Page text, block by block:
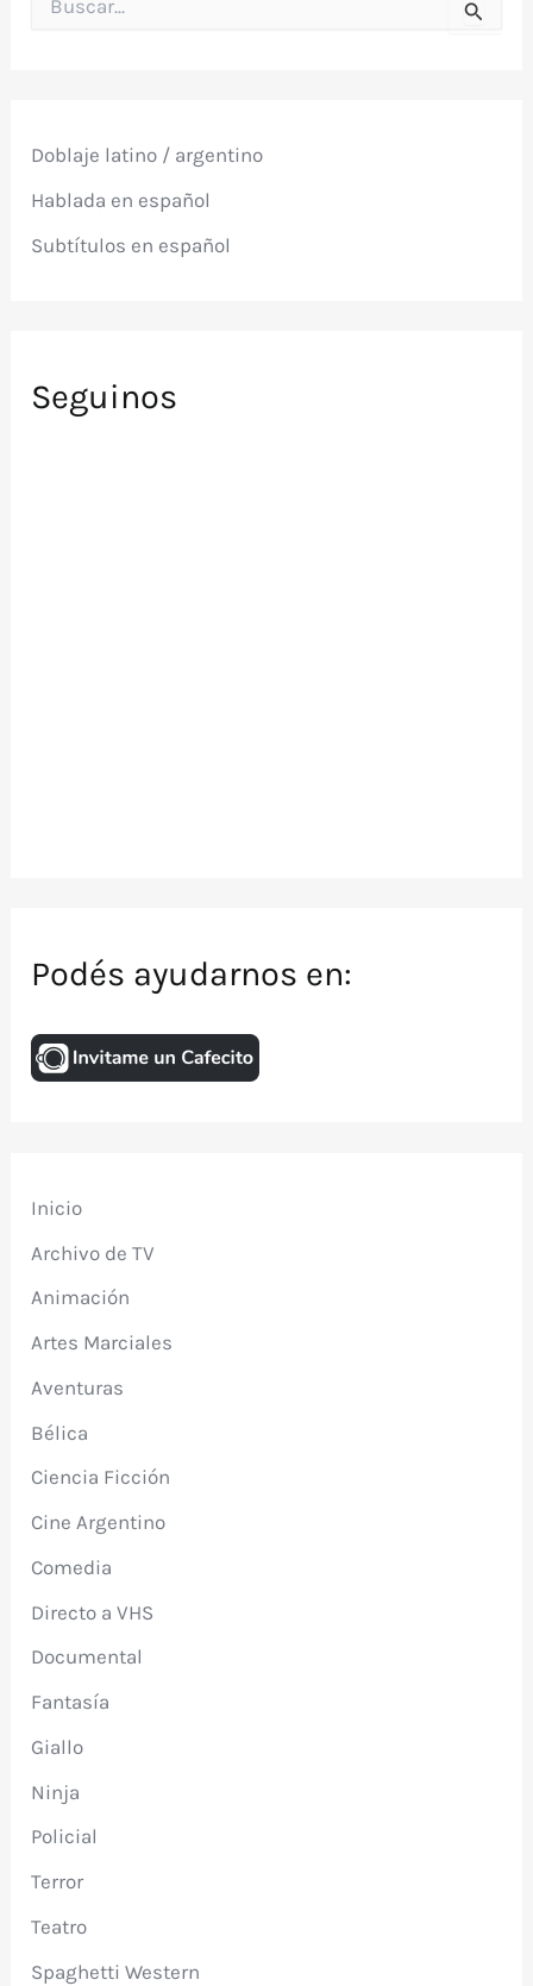
o
:
Doblaje latino / argentino
Hablada en español
Subtítulos en español
Seguinos
Podés ayudarnos en:
Inicio
Archivo de TV
Animación
Artes Marciales
Aventuras
Bélica
Ciencia Ficción
Cine Argentino
Comedia
Directo a VHS
Documental
Fantasía
Giallo
Ninja
Policial
Terror
Teatro
Spaghetti Western